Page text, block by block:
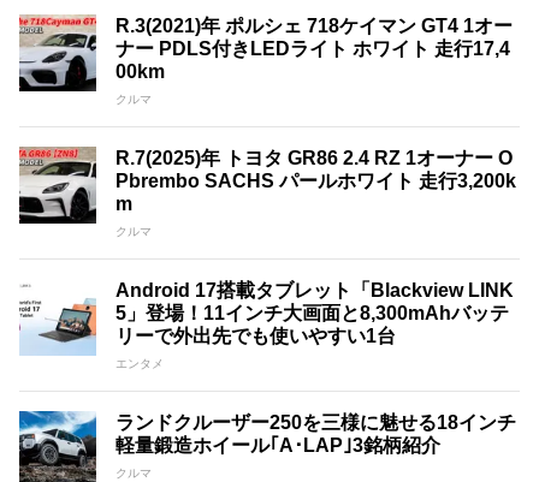
R.3(2021)年 ポルシェ 718ケイマン GT4 1オー
ナー PDLS付きLEDライト ホワイト 走行17,4
00km
クルマ
R.7(2025)年 トヨタ GR86 2.4 RZ 1オーナー O
Pbrembo SACHS パールホワイト 走行3,200k
m
クルマ
Android 17搭載タブレット「Blackview LINK
5」登場！11インチ大画面と8,300mAhバッテ
リーで外出先でも使いやすい1台
エンタメ
ランドクルーザー250を三様に魅せる18インチ
軽量鍛造ホイール｢A･LAP｣3銘柄紹介
クルマ